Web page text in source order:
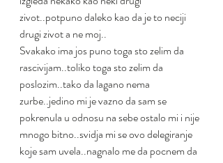
zivot..potpuno daleko kao da je to neciji
drugi zivot a ne moj..
Svakako ima jos puno toga sto zelim da
rascivijam..toliko toga sto zelim da
poslozim..tako da lagano nema
zurbe..jedino mi je vazno da sam se
pokrenula u odnosu na sebe ostalo mi i nije
mnogo bitno..svidja mi se ovo delegiranje
koje sam uvela..nagnalo me da pocnem da